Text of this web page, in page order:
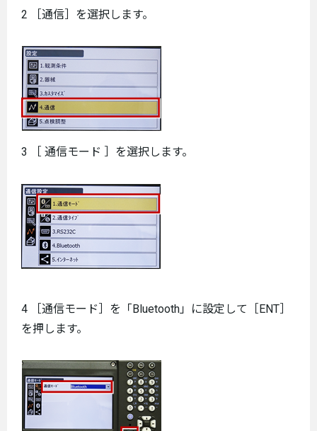
2 ［通信］を選択します。
3 ［ 通信モード ］を選択します。
4 ［通信モード］を「Bluetooth」に設定して［ENT］
を押します。